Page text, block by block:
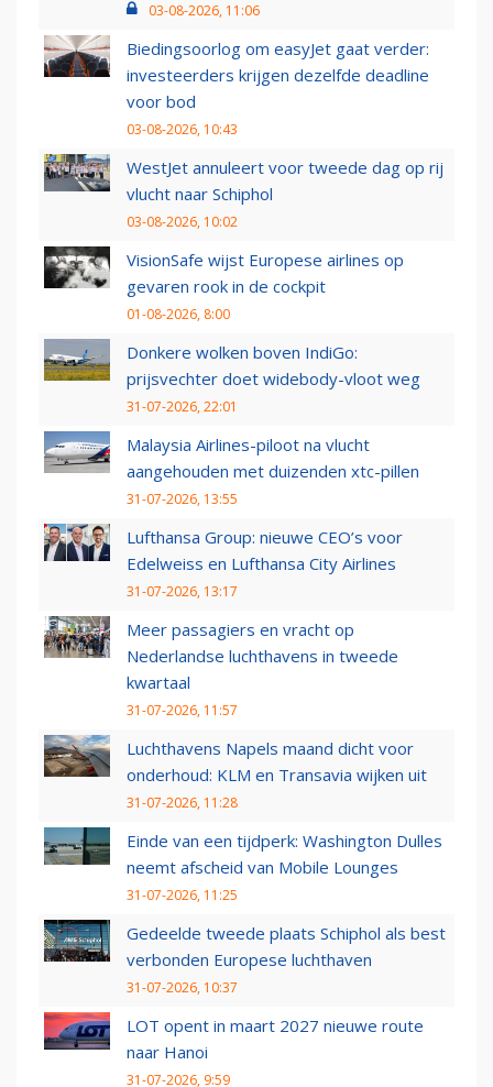
03-08-2026, 11:06
Biedingsoorlog om easyJet gaat verder:
investeerders krijgen dezelfde deadline
voor bod
03-08-2026, 10:43
WestJet annuleert voor tweede dag op rij
vlucht naar Schiphol
03-08-2026, 10:02
VisionSafe wijst Europese airlines op
gevaren rook in de cockpit
01-08-2026, 8:00
Donkere wolken boven IndiGo:
prijsvechter doet widebody-vloot weg
31-07-2026, 22:01
Malaysia Airlines-piloot na vlucht
aangehouden met duizenden xtc-pillen
31-07-2026, 13:55
Lufthansa Group: nieuwe CEO’s voor
Edelweiss en Lufthansa City Airlines
31-07-2026, 13:17
Meer passagiers en vracht op
Nederlandse luchthavens in tweede
kwartaal
31-07-2026, 11:57
Luchthavens Napels maand dicht voor
onderhoud: KLM en Transavia wijken uit
31-07-2026, 11:28
Einde van een tijdperk: Washington Dulles
neemt afscheid van Mobile Lounges
31-07-2026, 11:25
Gedeelde tweede plaats Schiphol als best
verbonden Europese luchthaven
31-07-2026, 10:37
LOT opent in maart 2027 nieuwe route
naar Hanoi
31-07-2026, 9:59